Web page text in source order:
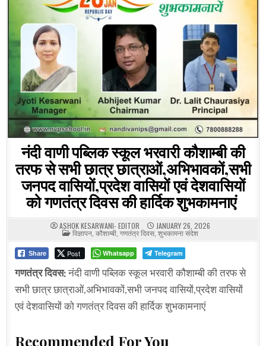
नंदी वाणी पब्लिक स्कूल भरवारी कौशाम्बी की
तरफ से सभी छात्र छात्राओं,अभिभावकों,सभी
जनपद वासियों,प्रदेश वासियों एवं देशवासियों
को गणतंत्र दिवस की हार्दिक शुभकामनाएं
ASHOK KESARWANI- EDITOR JANUARY 26, 2026
POSTED
IN
विज्ञापन, कौशाम्बी,गणतंत्र दिवस, शुभकामना संदेश
Share Post Whatsapp Telegram
गणतंत्र दिवस:नंदी वाणी पब्लिक स्कूल भरवारी कौशाम्बी की तरफ से
सभी छात्र छात्राओं,अभिभावकों,सभी जनपद वासियों,प्रदेश वासियों
एवं देशवासियों को गणतंत्र दिवस की हार्दिक शुभकामनाएं
Recommended For You